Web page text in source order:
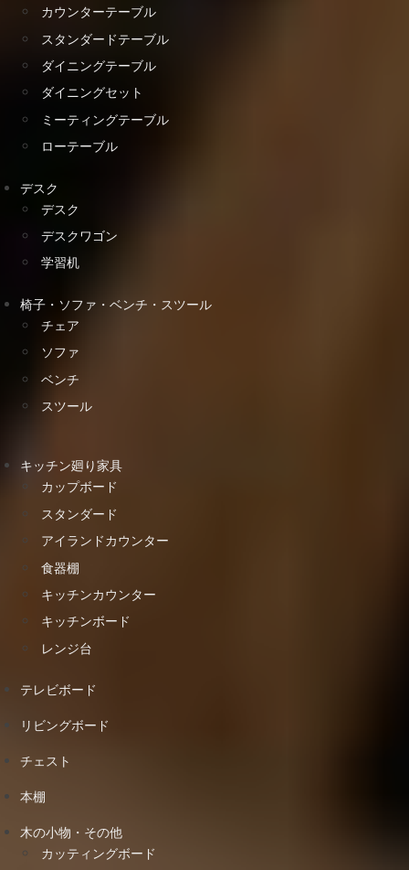
カウンターテーブル
スタンダードテーブル
ダイニングテーブル
ダイニングセット
ミーティングテーブル
ローテーブル
デスク
デスク
デスクワゴン
学習机
椅子・ソファ・ベンチ・スツール
チェア
ソファ
ベンチ
スツール
キッチン廻り家具
カップボード
スタンダード
アイランドカウンター
食器棚
キッチンカウンター
キッチンボード
レンジ台
テレビボード
リビングボード
チェスト
本棚
木の小物・その他
カッティングボード